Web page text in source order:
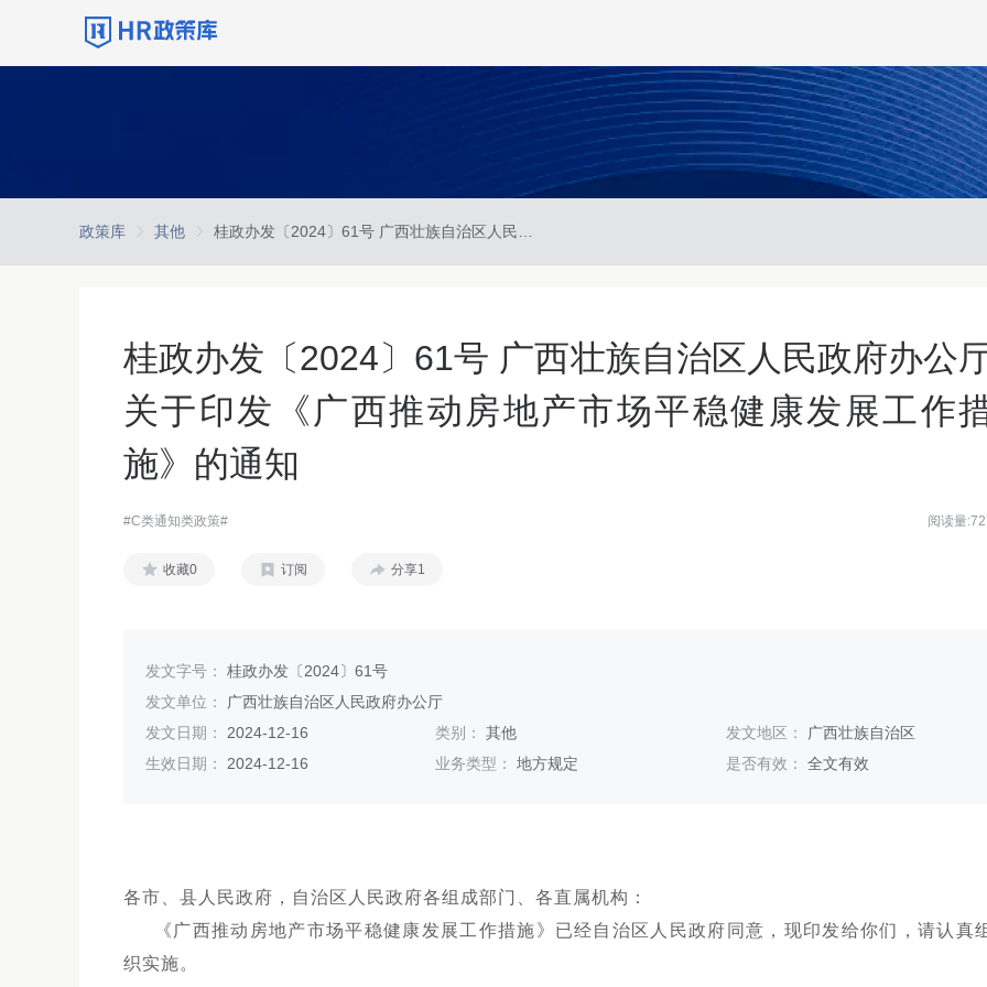
政策库 其他
桂政办发〔2024〕61号 广西壮族自治区人民政府办公
关于印发《广西推动房地产市场平稳健康发展工作
施》的通知
#C类通知类政策# 阅读量
收藏0 订阅 分享1
发文字号： 桂政办发〔2024〕61号
发文单位：
广西壮族自治区人民政府办公厅
发文日期： 2024-12-16 类别：其他 发文地区：
广西壮族自治区
生效日期： 2024-12-16 业务类型：地方规定 是否有效： 全文有效
各市、县人民政府，自治区人民政府各组成部门、各直属机构：
《广西推动房地产市场平稳健康发展工作措施》已经自治区人民政府同意，现印发给你们，请认真
织实施。